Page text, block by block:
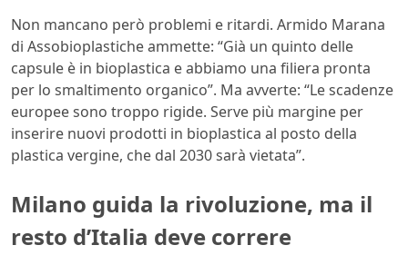
Non mancano però problemi e ritardi. Armido Marana
di Assobioplastiche ammette: “Già un quinto delle
capsule è in bioplastica e abbiamo una filiera pronta
per lo smaltimento organico”. Ma avverte: “Le scadenze
europee sono troppo rigide. Serve più margine per
inserire nuovi prodotti in bioplastica al posto della
plastica vergine, che dal 2030 sarà vietata”.
Milano guida la rivoluzione, ma il
resto d’Italia deve correre